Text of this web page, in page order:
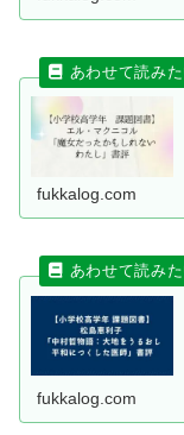
fukkalog.com
fukkalog.com